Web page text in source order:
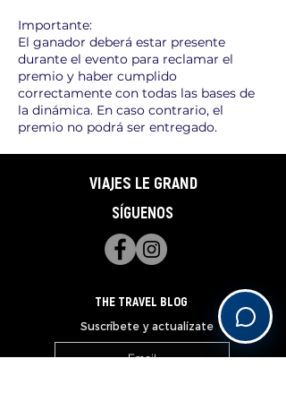
Importante:
El ganador deberá estar presente
durante el evento para reclamar el
premio y haber cumplido
correctamente con todas las bases de
la dinámica. En caso contrario, el
premio no podrá ser entregado.
VIAJES LE GRAND
SÍGUENOS
THE TRAVEL BLOG
Suscríbete y actualízate